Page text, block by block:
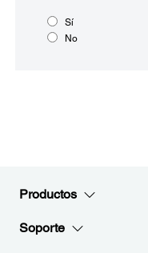
Sí
No
Productos
Soporte